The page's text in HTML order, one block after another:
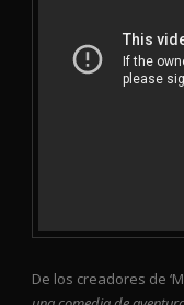
De los creadores de